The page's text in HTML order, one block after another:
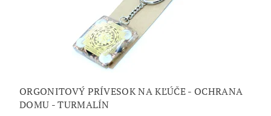
ORGONITOVÝ PRÍVESOK NA KĽÚČE - OCHRANA
DOMU - TURMALÍN